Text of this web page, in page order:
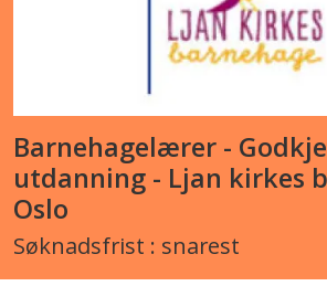
Barnehagelærer -
utdanning - Ljan kirkes
Oslo
Søknadsfrist : snarest